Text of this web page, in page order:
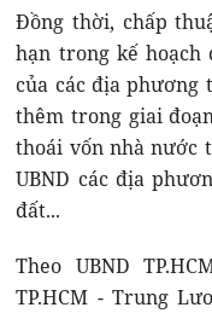
Đồng thời, chấp
hạn trong kế hoạch
của các địa phương
thêm trong giai
thoái vốn nhà nước
UBND các địa
đất...
Theo UBND
TP.HCM - Trung